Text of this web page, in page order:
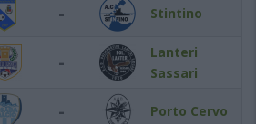
- Stintino
-
Lanteri
Sassari
- Porto Cervo